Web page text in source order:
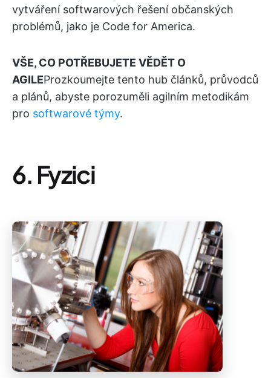
vytváření softwarových řešení občanských
problémů, jako je Code for America.
VŠE, CO POTŘEBUJETE VĚDĚT O
AGILEProzkoumejte tento hub článků, průvodců
a plánů, abyste porozuměli agilním metodikám
pro softwarové týmy.
6. Fyzici